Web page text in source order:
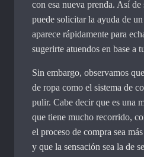
con esa nueva prenda. Así
puede solicitar la ayuda de
aparece rápidamente para
sugerirte atuendos en base a
Sin embargo, observamos
de ropa como el sistema de
pulir. Cabe decir que es una
que tiene mucho recorrido,
el proceso de compra sea
y que la sensación sea la de